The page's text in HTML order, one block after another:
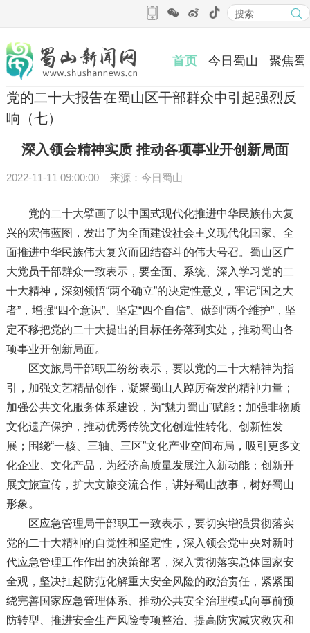
首页 今日蜀山 聚焦蜀
党的二十大报告在蜀山区干部群众中引起强烈反
响（七）
深入领会精神实质 推动各项事业开创新局面
2022-11-11 09:00:00 来源：今日蜀山
党的二十大擘画了以中国式现代化推进中华民族伟大复
兴的宏伟蓝图，发出了为全面建设社会主义现代化国家、全
面推进中华民族伟大复兴而团结奋斗的伟大号召。蜀山区广
大党员干部群众一致表示，要全面、系统、深入学习党的二
十大精神，深刻领悟“两个确立”的决定性意义，牢记“国之大
者”，增强“四个意识”、坚定“四个自信”、做到“两个维护”，坚
定不移把党的二十大提出的目标任务落到实处，推动蜀山各
项事业开创新局面。
区文旅局干部职工纷纷表示，要以党的二十大精神为指
引，加强文艺精品创作，凝聚蜀山人踔厉奋发的精神力量；
加强公共文化服务体系建设，为“魅力蜀山”赋能；加强非物质
文化遗产保护，推动优秀传统文化创造性转化、创新性发
展；围绕“一核、三轴、三区”文化产业空间布局，吸引更多文
化企业、文化产品，为经济高质量发展注入新动能；创新开
展文旅宣传，扩大文旅交流合作，讲好蜀山故事，树好蜀山
形象。
区应急管理局干部职工一致表示，要切实增强贯彻落实
党的二十大精神的自觉性和坚定性，深入领会党中央对新时
代应急管理工作作出的决策部署，深入贯彻落实总体国家安
全观，坚决扛起防范化解重大安全风险的政治责任，紧紧围
绕完善国家应急管理体系、推动公共安全治理模式向事前预
防转型、推进安全生产风险专项整治、提高防灾减灾救灾和